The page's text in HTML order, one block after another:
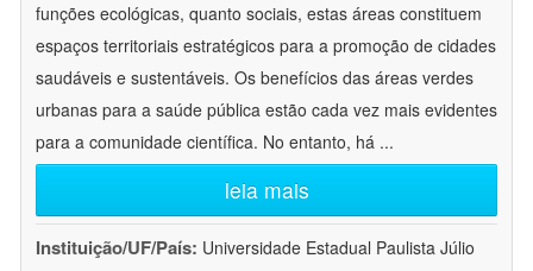
funções ecológicas, quanto sociais, estas áreas constituem
espaços territoriais estratégicos para a promoção de cidades
saudáveis e sustentáveis. Os benefícios das áreas verdes
urbanas para a saúde pública estão cada vez mais evidentes
para a comunidade científica. No entanto, há ...
leia mais
Instituição/UF/País: Universidade Estadual Paulista Júlio